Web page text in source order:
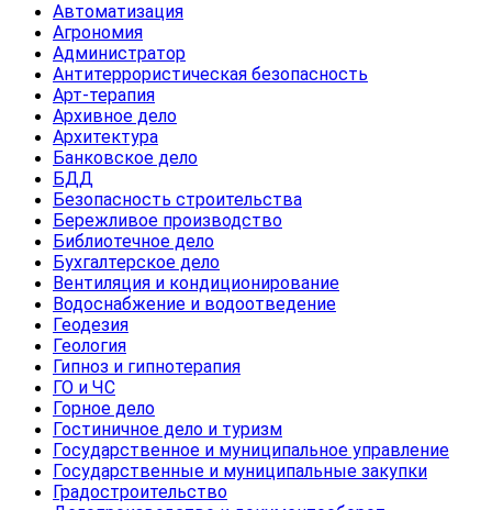
Автоматизация
Агрономия
Администратор
Антитеррористическая безопасность
Арт-терапия
Архивное дело
Архитектура
Банковское дело
БДД
Безопасность строительства
Бережливое производство
Библиотечное дело
Бухгалтерское дело
Вентиляция и кондиционирование
Водоснабжение и водоотведение
Геодезия
Геология
Гипноз и гипнотерапия
ГО и ЧС
Горное дело
Гостиничное дело и туризм
Государственное и муниципальное управление
Государственные и муниципальные закупки
Градостроительство